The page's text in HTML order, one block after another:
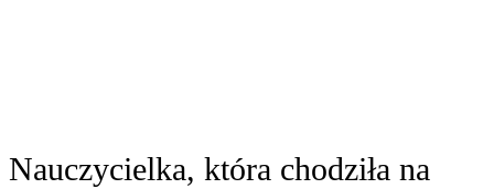
Nauczycielka, która chodziła na